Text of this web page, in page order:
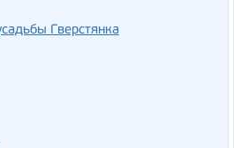
Гверстянка